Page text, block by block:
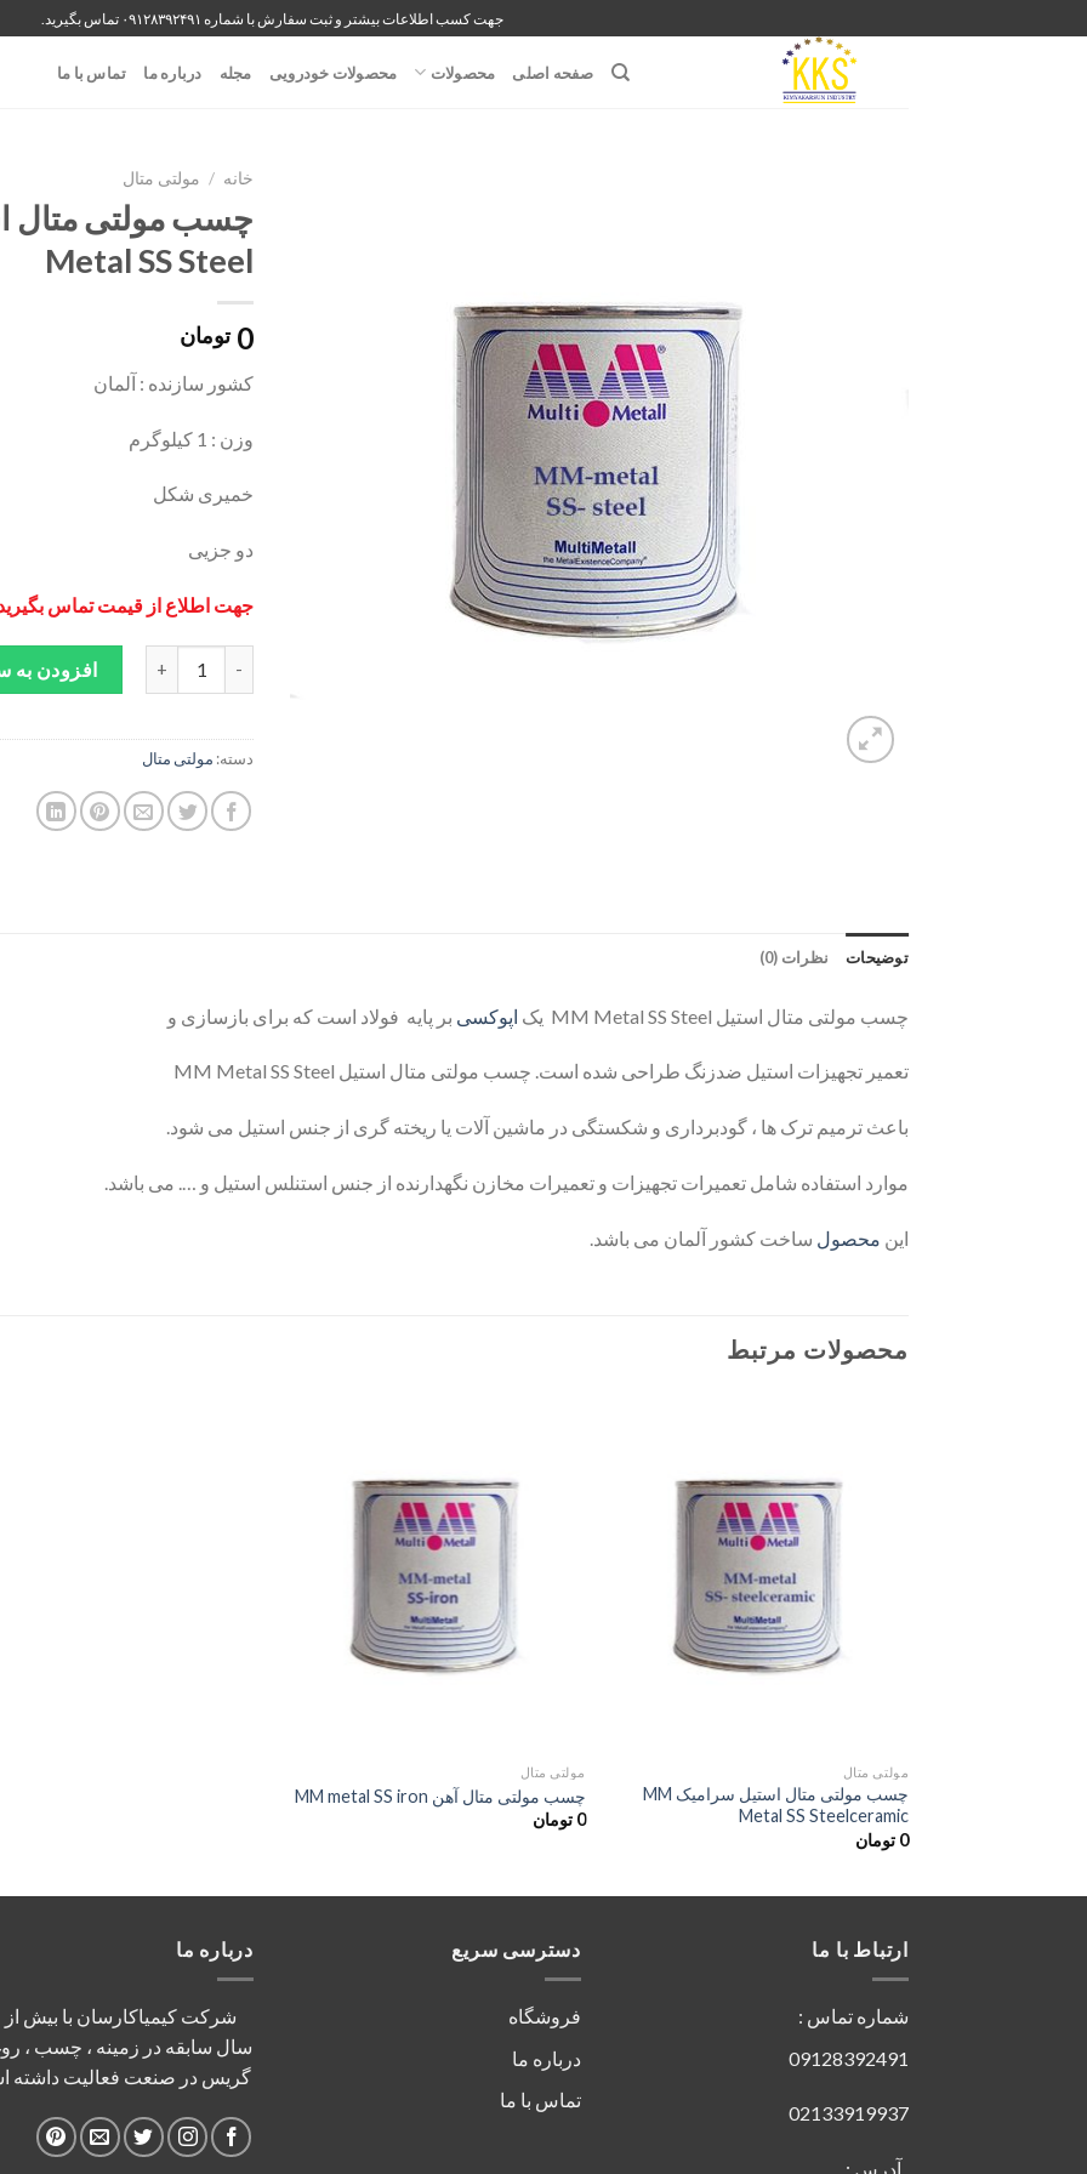
به
جهت کسب اطلاعات بیشتر و ثبت سفارش با شماره ۰۹۱۲۸۳۹۲۴۹۱ تماس بگیرید.
صفحه اصلی محصولات محصولات خودرویی مجله درباره ما تماس با ما
خانه / مولتی متال
Metal SS Steel
0 تومان
کشور سازنده : آلمان
وزن : 1 کیلوگرم
خمیری شکل
دو جزیی
جهت اطلاع از قیمت تماس
چسب مولتی متال استیل MM Metal SS Steel عددافزودن به
دسته: مولتی متال
توضیحات نظرات (0)
چسب مولتی متال استیل MM Metal SS Steel یک اپوکسی بر پایه فولاد است که برای بازسازی و
تعمیر تجهیزات استیل ضدزنگ طراحی شده است. چسب مولتی متال استیل MM Metal SS Steel
باعث ترمیم ترک ها ، گودبرداری و شکستگی در ماشین آلات یا ریخته گری از جنس استیل می شود.
موارد استفاده شامل تعمیرات تجهیزات و تعمیرات مخازن نگهدارنده از جنس استنلس استیل و …. می باشد.
این محصول ساخت کشور آلمان می باشد.
محصولات مرتبط
مولتی متال
چسب مولتی متال استیل سرامیک MM
Metal SS Steelceramic
0 تومان
مولتی متال
چسب مولتی متال آهن MM metal SS iron
0 تومان
ارتباط با ما
شماره تماس :
09128392491
02133919937
آدرس :
دسترسی سریع
فروشگاه
درباره ما
تماس با ما
درباره ما
سال سابقه در زمینه ، چسب ،
گریس در صنعت فعالیت داشته